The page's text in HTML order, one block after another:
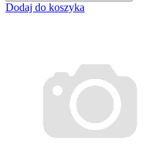
Dodaj do koszyka